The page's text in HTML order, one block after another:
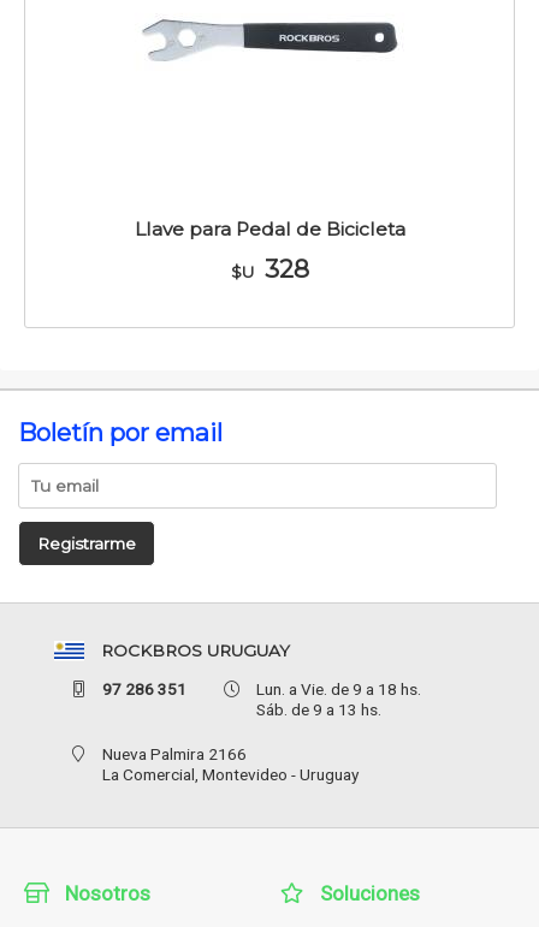
Llave para Pedal de Bicicleta
$U 328
Boletín por email
Registrarme
ROCKBROS URUGUAY
97 286 351
Lun. a Vie. de 9 a 18 hs.
Sáb. de 9 a 13 hs.
Nueva Palmira 2166
La Comercial, Montevideo - Uruguay
Nosotros Soluciones